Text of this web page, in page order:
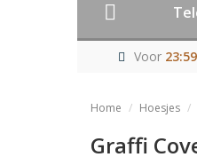
Voor 23:59
Home Hoesjes
Graffi